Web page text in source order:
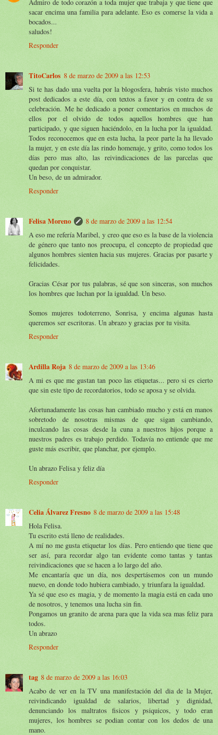
Admiro de todo corazón a toda mujer que trabaja y que tiene que
sacar encima una familia para adelante. Eso es comerse la vida a
bocados...
saludos!
Responder
TitoCarlos 8 de marzo de 2009 a las 12:53
Si te has dado una vuelta por la blogosfera, habrás visto muchos
post dedicados a este día, con textos a favor y en contra de su
celebración. Me he dedicado a poner comentarios en muchos de
ellos por el olvido de todos aquellos hombres que han
participado, y que siguen haciéndolo, en la lucha por la igualdad.
Todos reconocemos que en esta lucha, la peor parte la ha llevado
la mujer, y en este día las rindo homenaje, y grito, como todos los
días pero mas alto, las reivindicaciones de las parcelas que
quedan por conquistar.
Un beso, de un admirador.
Responder
Felisa Moreno
8 de marzo de 2009 a las 12:54
A eso me refería Maribel, y creo que eso es la base de la violencia
de género que tanto nos preocupa, el concepto de propiedad que
algunos hombres sienten hacia sus mujeres. Gracias por pasarte y
felicidades.
Gracias César por tus palabras, sé que son sinceras, son muchos
los hombres que luchan por la igualdad. Un beso.
Somos mujeres todoterreno, Sonrisa, y encima algunas hasta
queremos ser escritoras. Un abrazo y gracias por tu visita.
Responder
Ardilla Roja 8 de marzo de 2009 a las 13:46
A mi es que me gustan tan poco las etiquetas... pero si es cierto
que sin este tipo de recordatorios, todo se aposa y se olvida.
Afortunadamente las cosas han cambiado mucho y está en manos
sobretodo de nosotras mismas de que sigan cambiando,
inculcando las cosas desde la cuna a nuestros hijos porque a
nuestros padres es trabajo perdido. Todavía no entiende que me
guste más escribir, que planchar, por ejemplo.
Un abrazo Felisa y feliz día
Responder
Celia Álvarez Fresno 8 de marzo de 2009 a las 15:48
Hola Felisa.
Tu escrito está lleno de realidades.
A mí no me gusta etiquetar los días. Pero entiendo que tiene que
ser así, para recordar algo tan evidente como tantas y tantas
reivindicaciones que se hacen a lo largo del año.
Me encantaría que un día, nos despertásemos con un mundo
nuevo, en donde todo hubiera cambiado, y triunfara la igualdad.
Ya sé que eso es magia, y de momento la magia está en cada uno
de nosotros, y tenemos una lucha sin fin.
Pongamos un granito de arena para que la vida sea mas feliz para
todos.
Un abrazo
Responder
tag 8 de marzo de 2009 a las 16:03
Acabo de ver en la TV una manifestación del dia de la Mujer,
reivindicando igualdad de salarios, libertad y dignidad,
denunciando los maltratos fisicos y psiquicos, y todo eran
mujeres, los hombres se podian contar con los dedos de una
mano.